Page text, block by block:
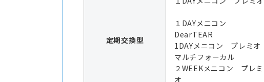
定期交換型
１DAYメニコン
DearTEAR
1DAYメニコン プレミオ
マルチフォーカル
２WEEKメニコン プレミ
オ